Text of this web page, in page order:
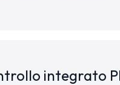
integrato